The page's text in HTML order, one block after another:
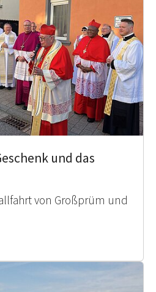
und das
von Großprüm und